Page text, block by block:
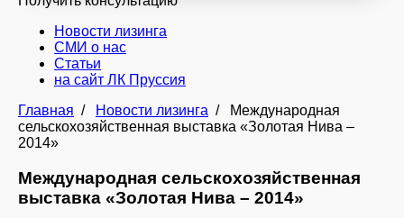
Новости лизинга
СМИ о нас
Статьи
на сайт ЛК Пруссия
Главная / Новости лизинга /
Международная
сельскохозяйственная выставка «Золотая Нива –
2014»
Международная сельскохозяйственная
выставка «Золотая Нива – 2014»